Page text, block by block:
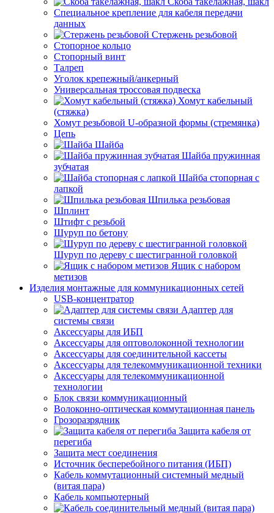
Специальное крепление для кабеля передачи
данных
Стержень резьбовой
Стопорное кольцо
Стопорный винт
Талреп
Уголок крепежный/анкерный
Универсальная троссовая подвеска
Хомут кабельный
(стяжка)
Хомут резьбовой U-образной формы (стремянка)
Цепь
Шайба
Шайба пружинная
зубчатая
Шайба стопорная с
лапкой
Шпилька резьбовая
Шплинт
Штифт с резьбой
Шуруп по бетону
Шуруп по дереву с шестигранной головкой
Ящик с набором
метизов
Изделия монтажные для коммуникационных сетей
USB-концентратор
Адаптер для
системы связи
Аксессуары для ИБП
Аксессуары для оптоволоконной технологии
Аксессуары для соединительной кассеты
Аксессуары для телекоммуникационной техники
Аксессуары для телекоммуникационной
технологии
Блок связи коммуникационный
Волоконно-оптическая коммутационная панель
Грозоразрядник
Защита кабеля от
перегиба
Защита мест соединения
Источник бесперебойного питания (ИБП)
Кабель коммутационный системный медный
(витая пара)
Кабель компьютерный